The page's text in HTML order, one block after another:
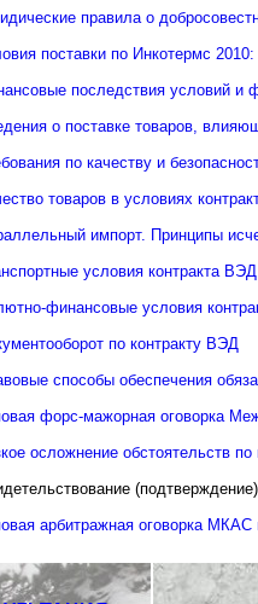
правила о
поставки по Инкотермс
последствия условий и
о поставке товаров,
по качеству и
товаров в условиях
импорт. Принципы
условия контракта ВЭД
финансовые условия
по контракту ВЭД
способы обеспечения
форс-мажорная оговорка
осложнение обстоятельств по
арбитражная оговорка